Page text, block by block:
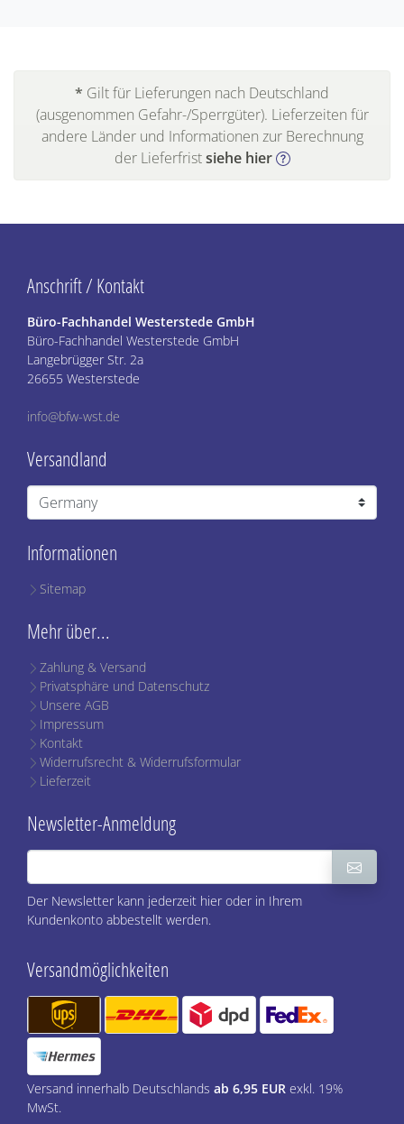
* Gilt für Lieferungen nach Deutschland
(ausgenommen Gefahr-/Sperrgüter). Lieferzeiten für
andere Länder und Informationen zur Berechnung
der Lieferfristsiehe hier
Informationen
Sitemap
Mehr über...
Zahlung & Versand
Privatsphäre und Datenschutz
Unsere AGB
Impressum
Kontakt
Widerrufsrecht & Widerrufsformular
Lieferzeit
Anschrift / Kontakt
Büro-Fachhandel Westerstede GmbH
Büro-Fachhandel Westerstede GmbH
Langebrügger Str. 2a
26655 Westerstede
info@bfw-wst.de
Versandland
Newsletter-Anmeldung
Der Newsletter kann jederzeit hier oder in Ihrem
Kundenkonto abbestellt werden.
Versandmöglichkeiten
Versand innerhalb Deutschlands ab 6,95 EUR exkl. 19%
MwSt.